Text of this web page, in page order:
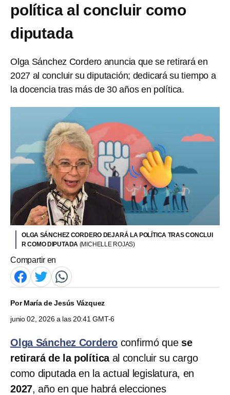
política al concluir como
diputada
Olga Sánchez Cordero anuncia que se retirará en
2027 al concluir su diputación; dedicará su tiempo a
la docencia tras más de 30 años en política.
OLGA SÁNCHEZ CORDERO DEJARÁ LA POLÍTICA TRAS CONCLUI
R COMO DIPUTADA (MICHELLE ROJAS)
Compartir en
PorMaría de Jesús Vázquez
junio 02, 2026 a las 20:41 GMT-6
Olga Sánchez Cordero confirmó que se
retirará de la políticaal concluir su cargo
como diputada en la actual legislatura, en
2027, año en que habrá elecciones